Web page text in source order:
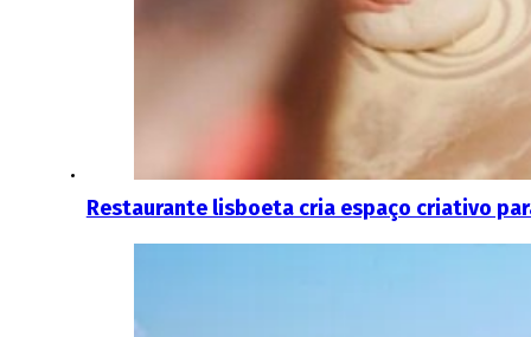
Restaurante lisboeta cria espaço criativo